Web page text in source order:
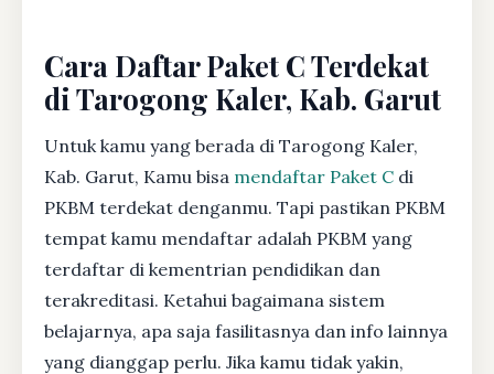
Cara Daftar Paket C Terdekat
di Tarogong Kaler, Kab. Garut
Untuk kamu yang berada di Tarogong Kaler,
Kab. Garut, Kamu bisa mendaftar Paket C di
PKBM terdekat denganmu. Tapi pastikan PKBM
tempat kamu mendaftar adalah PKBM yang
terdaftar di kementrian pendidikan dan
terakreditasi. Ketahui bagaimana sistem
belajarnya, apa saja fasilitasnya dan info lainnya
yang dianggap perlu. Jika kamu tidak yakin,